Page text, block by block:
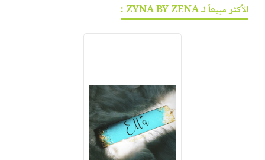
الأكثر مبيعاً لـ ZYNA BY ZENA :